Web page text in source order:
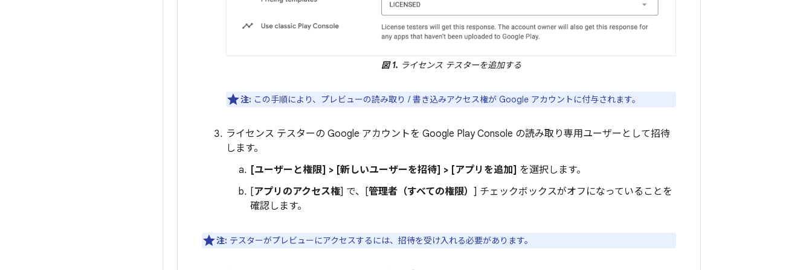
図 1. ライセンス テスターを追加する
注: この手順により、プレビューの読み取り / 書き込みアクセス権が Google アカウントに付与されます。
ライセンス テスターの Google アカウントを Google Play Console の読み取り専用ユーザーとして招待
します。
[ユーザーと権限] > [新しいユーザーを招待] > [アプリを追加] を選択します。
[アプリのアクセス権] で、[管理者（すべての権限） ] チェックボックスがオフになっていることを
確認します。
注: テスターがプレビューにアクセスするには、招待を受け入れる必要があります。